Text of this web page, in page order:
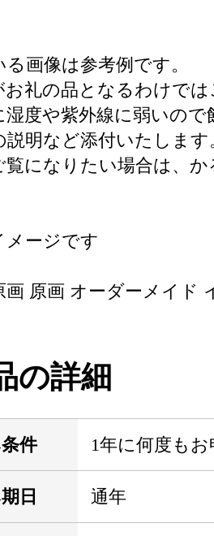
画像は参考例です。
お礼の品となるわけで
湿度や紫外線に弱いので
明など添付いたします
覧になりたい場合は、
ージです
画 原画 オーダーメイド
の詳細
件 1年に何度も
日 通年